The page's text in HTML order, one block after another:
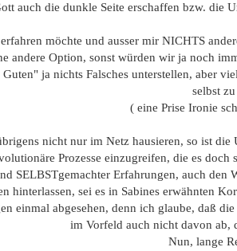
auch die dunkle Seite erschaffen bzw. die
möchte und ausser mir NICHTS
Option, sonst würden wir ja noch
ja nichts Falsches unterstellen, aber
selbst
( eine Prise Ironie
nicht nur im Netz hausieren, so ist
Prozesse einzugreifen, die es
SELBSTgemachter Erfahrungen, auch
hinterlassen, sei es in Sabines erwähnten
einmal abgesehen, denn ich glaube, daß
im Vorfeld auch nicht davon ab,
Nun, lange